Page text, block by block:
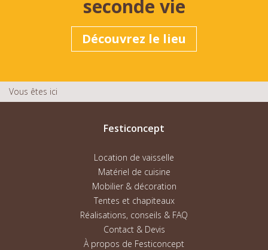
seconde vie
Découvrez le lieu
Vous êtes ici
Festiconcept
Location de vaisselle
Matériel de cuisine
Mobilier & décoration
Tentes et chapiteaux
Réalisations, conseils & FAQ
Contact & Devis
À propos de Festiconcept